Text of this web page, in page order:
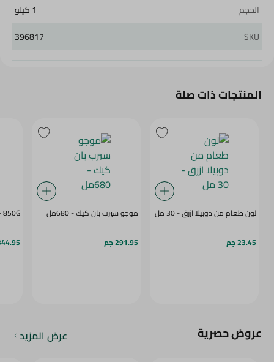
الحجم
1 كيلو
SKU
396817
المنتجات ذات صلة
لون طعام من دوبيلا ازرق - 30 مل
23.45 جم
موجو سيرب بان كيك - 680مل
291.95 جم
850G
344.95
عروض حصرية عرض المزيد